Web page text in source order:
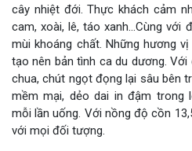
cây nhiệt đới. Thực khách cảm
cam, xoài, lê, táo xanh…Cùng với
mùi khoáng chất. Những hương
tạo nên bản tình ca du dương.
chua, chút ngọt đọng lại sâu bên
mềm mại, dẻo dai in đậm trong
mỗi lần uống. Với nồng độ cồn
với mọi đối tượng.